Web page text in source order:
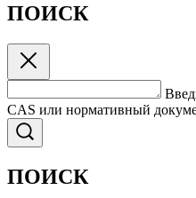
ПОИСК
CAS или нормативный
ПОИСК